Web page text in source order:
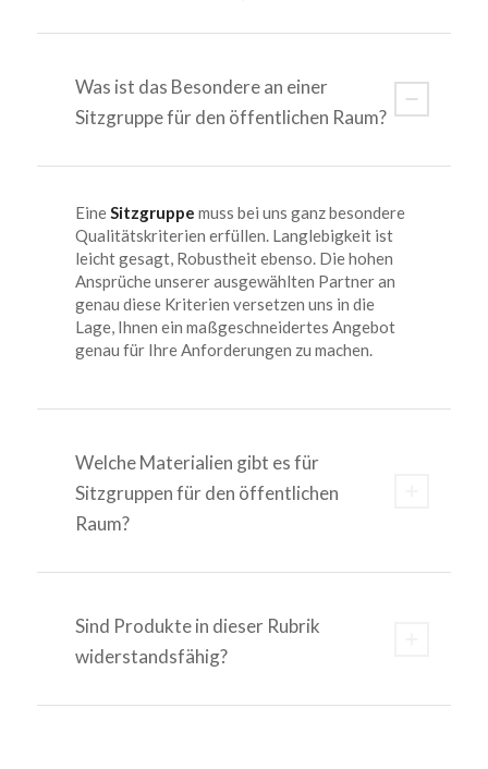
Was ist das Besondere an einer
Sitzgruppe für den öffentlichen Raum?
EineSitzgruppe muss bei uns ganz besondere
Qualitätskriterien erfüllen. Langlebigkeit ist
leicht gesagt, Robustheit ebenso. Die hohen
Ansprüche unserer ausgewählten Partner an
genau diese Kriterien versetzen uns in die
Lage, Ihnen ein maßgeschneidertes Angebot
genau für Ihre Anforderungen zu machen.
Welche Materialien gibt es für
Sitzgruppen für den öffentlichen
Raum?
Sind Produkte in dieser Rubrik
widerstandsfähig?